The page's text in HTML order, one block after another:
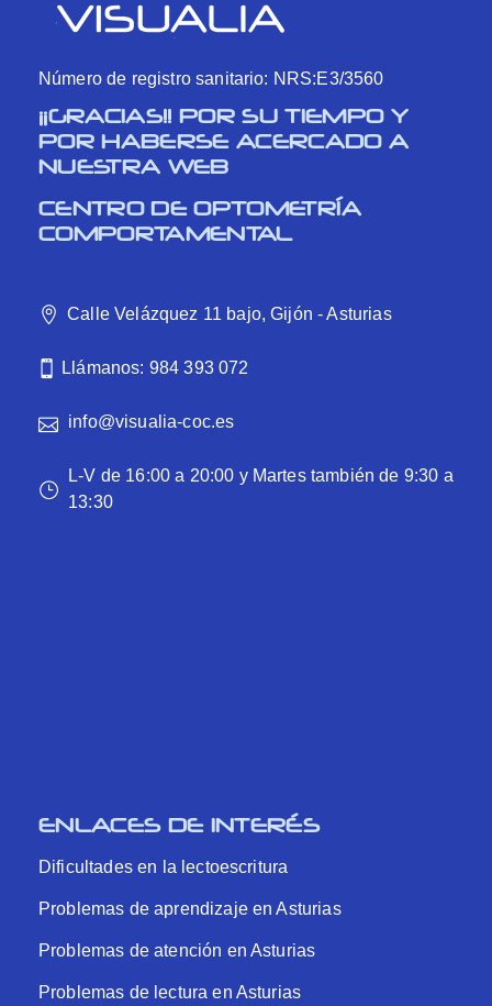
Número de registro sanitario: NRS:E3/3560
¡¡GRACIAS!! POR SU TIEMPO Y
POR HABERSE ACERCADO A
NUESTRA WEB
CENTRO DE OPTOMETRÍA
COMPORTAMENTAL
Calle Velázquez 11 bajo, Gijón - Asturias
Llámanos: 984 393 072
info@visualia-coc.es
L-V de 16:00 a 20:00 y Martes también de 9:30 a
13:30
ENLACES DE INTERÉS
Dificultades en la lectoescritura
Problemas de aprendizaje en Asturias
Problemas de atención en Asturias
Problemas de lectura en Asturias